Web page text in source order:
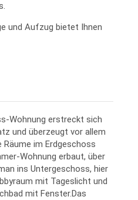
und Aufzug bietet Ihnen
Wohnung erstreckt sich
und überzeugt vor allem
im Erdgeschoss
Wohnung erbaut, über
ins Untergeschoss, hier
mit Tageslicht und
mit Fenster.Das